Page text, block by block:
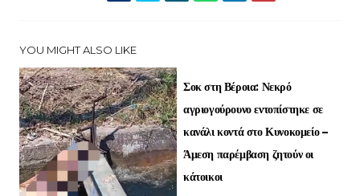
YOU MIGHT ALSO LIKE
Σοκ στη Βέροια: Νεκρό
αγριογούρουνο εντοπίστηκε σε
κανάλι κοντά στο Κυνοκομείο –
Άμεση παρέμβαση ζητούν οι
κάτοικοι